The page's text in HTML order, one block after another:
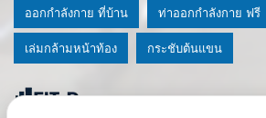
ออกกำลังกาย ที่บ้าน ท่าออกกำลังกาย ฟรี
เล่มกล้ามหน้าท้อง กระชับต้นแขน